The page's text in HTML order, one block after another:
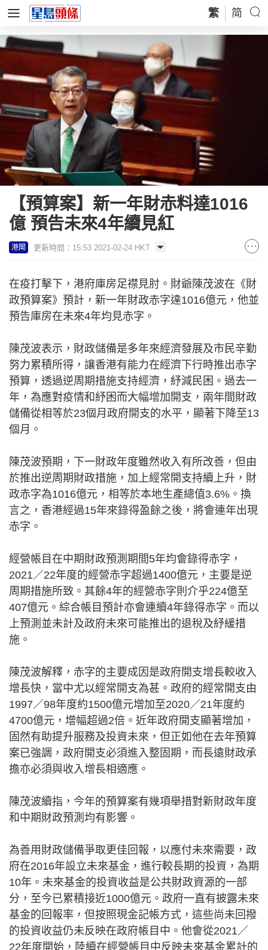
繁 简
【預算案】新一年財赤料達1016
億 預告未來4年續見紅
港聞 更新時間：15:53 2021-02-24 HKT
在疫打擊下，港府庫房足襟見肘。財爺陳茂波在《財
政預算案》預計，新一年財政赤字達1016億元，他並
預告庫房在未來4年均見赤字。
陳茂波表示，財政儲備是多年來經濟發展及市民辛勤
努力累積所得，讓香港有能力在經濟下行時推出赤字
預算，透過逆周期措施支持經濟，紓減民困。過去一
年，為應對疫情和紓困而大幅增加開支，兩年間財政
儲備從相等於23個月政府開支的水平，顯著下降至13
個月。
陳茂波預期，下一財政年度雖然收入有所改善，但由
於推出逆周期財政措施，加上經常開支持續上升，財
政赤字為1016億元，相等於本地生產總值3.6%。換
言之，香港經過15年來錄得盈餘之後，將會連年出現
赤字。
經營帳目在中期財政預測期間5年均會錄得赤字，
2021／22年度的經營赤字超過1400億元，主要是逆
周期措施所致。其餘4年的經營赤字則介乎224億至
407億元。綜合帳目預計亦會連續4年錄得赤字。而以
上預測並未計及政府未來可能推出的退稅及紓緩措
施。
陳茂波解釋，赤字的主要成因是政府開支增長較收入
增長快，當中尤以經常開支為甚。政府的經常開支由
1997／98年度約1500億元增加至2020／21年度約
4700億元，增幅超過2倍。近年政府開支顯著增加，
固然有助提升服務及投資未來，但正如他在去年預算
案已強調，政府開支必須進入整固期，而長遠財政承
擔亦必須與收入增長相適應。
陳茂波續指，今年的預算案有幾項舉措對新財政年度
和中期財政預測均有影響。
為善用財政儲備爭取更佳回報，以應付未來需要，政
府在2016年設立未來基金，進行較長期的投資，為期
10年。未來基金的投資收益是公共財政資源的一部
分，至今已累積接近1000億元。政府一直有披露未來
基金的回報率，但按照現金記帳方式，這些尚未回撥
的投資收益仍未反映在政府帳目中。他會從2021／
22年度開始，陸續在經營帳目中反映未來基金累計的